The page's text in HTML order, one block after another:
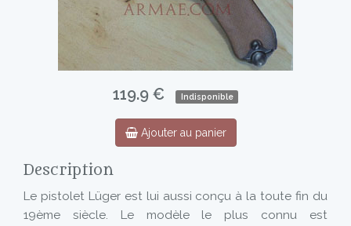
119.9 € Indisponible
Ajouter au panier
Description
Le pistolet Lüger est lui aussi conçu à la toute fin du
19ème siècle. Le modèle le plus connu est